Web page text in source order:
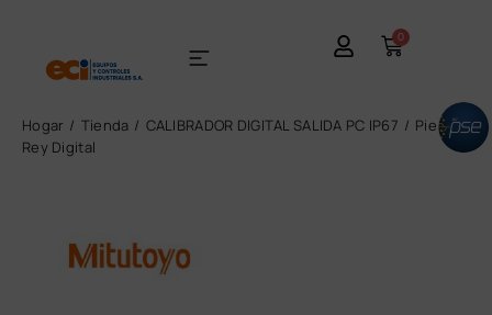
0
Hogar Tienda CALIBRADOR DIGITAL SALIDA PC IP67
Pie de
Rey Digital